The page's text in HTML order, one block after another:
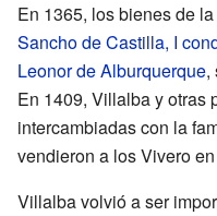
En 1365, los bienes de
Sancho de Castilla, I
Leonor de Alburquerque,
En 1409, Villalba y otras
intercambiadas con la
vendieron a los Vivero
Villalba volvió a ser